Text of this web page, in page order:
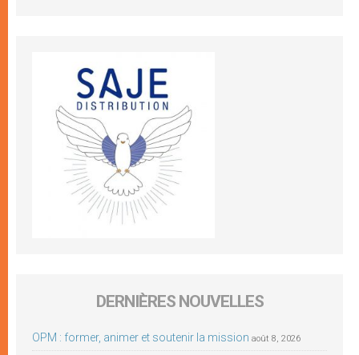
DERNIÈRES NOUVELLES
OPM : former, animer et soutenir la mission août 8, 2026